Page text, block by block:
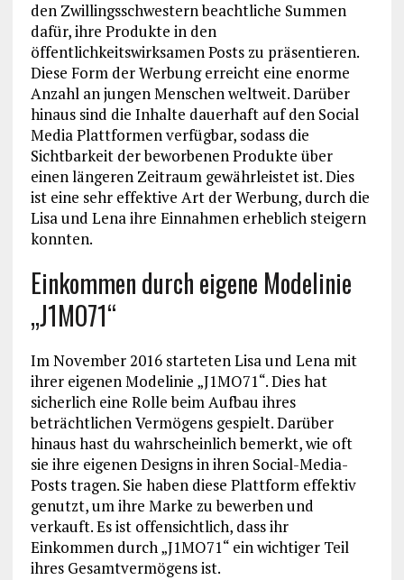
den Zwillingsschwestern beachtliche Summen
dafür, ihre Produkte in den
öffentlichkeitswirksamen Posts zu präsentieren.
Diese Form der Werbung erreicht eine enorme
Anzahl an jungen Menschen weltweit. Darüber
hinaus sind die Inhalte dauerhaft auf den Social
Media Plattformen verfügbar, sodass die
Sichtbarkeit der beworbenen Produkte über
einen längeren Zeitraum gewährleistet ist. Dies
ist eine sehr effektive Art der Werbung, durch die
Lisa und Lena ihre Einnahmen erheblich steigern
konnten.
Einkommen durch eigene Modelinie
„J1MO71“
Im November 2016 starteten Lisa und Lena mit
ihrer eigenen Modelinie „J1MO71“. Dies hat
sicherlich eine Rolle beim Aufbau ihres
beträchtlichen Vermögens gespielt. Darüber
hinaus hast du wahrscheinlich bemerkt, wie oft
sie ihre eigenen Designs in ihren Social-Media-
Posts tragen. Sie haben diese Plattform effektiv
genutzt, um ihre Marke zu bewerben und
verkauft. Es ist offensichtlich, dass ihr
Einkommen durch „J1MO71“ ein wichtiger Teil
ihres Gesamtvermögens ist.